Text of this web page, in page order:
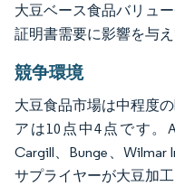
大豆ベース食品バリュ
証明書需要に影響を与え
競争環境
大豆食品市場は中程度
アは10点中4点です。
Cargill、Bunge、Wilmar
サプライヤーが大豆加